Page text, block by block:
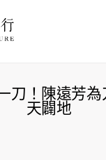
刀！陳遠芳
天闢地